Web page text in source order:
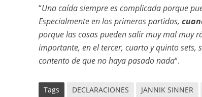
“Una caída siempre es complicada porque
Especialmente en los primeros partidos,
porque las cosas pueden salir muy mal muy
importante, en el tercer, cuarto y quinto sets,
contento de que no haya pasado nada“.
Tags DECLARACIONES JANNIK SINNER